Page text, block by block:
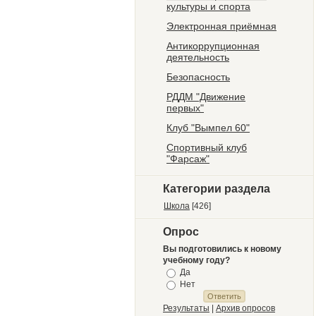
культуры и спорта
Электронная приёмная
Антикоррупционная
деятельность
Безопасность
РДДМ "Движение
первых"
Клуб "Вымпел 60"
Спортивный клуб
"Фарсаж"
Категории раздела
Школа [426]
Опрос
Вы подготовились к новому
учебному году?
Да
Нет
Результаты | Архив опросов